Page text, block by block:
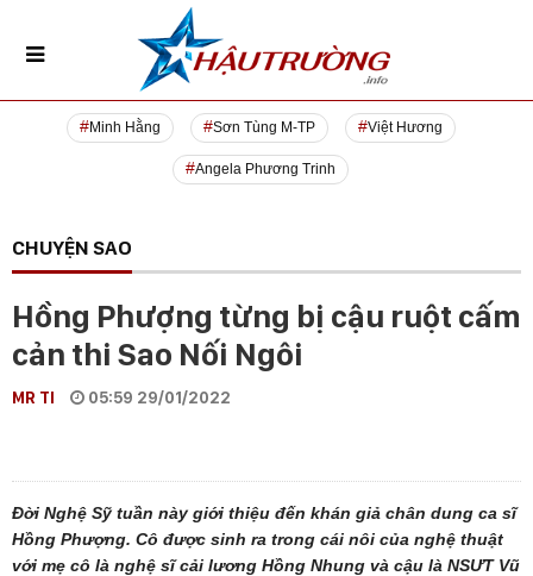
Minh Hằng Sơn Tùng M-TP Việt Hương
Angela Phương Trinh
CHUYỆN SAO
Hồng Phượng từng bị cậu ruột cấm
cản thi Sao Nối Ngôi
MR TI 05:59 29/01/2022
Đời Nghệ Sỹ tuần này giới thiệu đến khán giả chân dung ca sĩ
Hồng Phượng. Cô được sinh ra trong cái nôi của nghệ thuật
với mẹ cô là nghệ sĩ cải lương Hồng Nhung và cậu là NSƯT Vũ